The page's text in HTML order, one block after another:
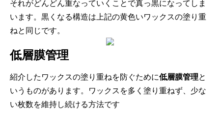
それがどんどん重なっていくことで真っ黒になってしま
います。 黒くなる構造は上記の黄色いワックスの塗り重
ねと同じです。
低層膜管理
紹介したワックスの塗り重ねを防ぐために低層膜管理と
いうものがあります。ワックスを多く塗り重ねず、 少な
い枚数を維持し続ける方法です